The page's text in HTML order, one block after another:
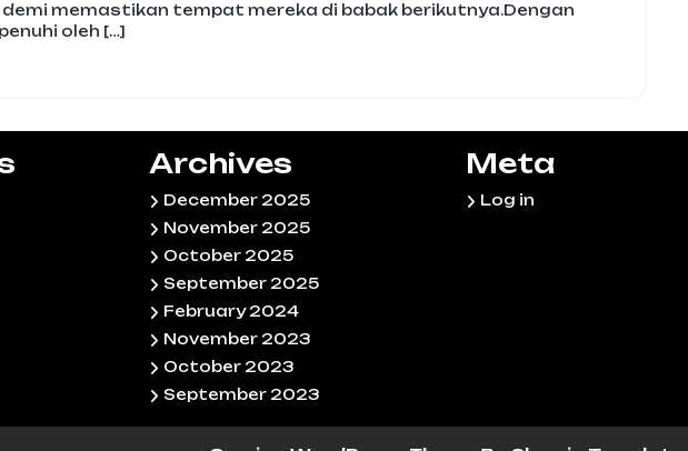
demi memastikan tempat mereka di babak berikutnya.Dengan
oleh […]
Archives
December 2025
November 2025
October 2025
September 2025
February 2024
November 2023
October 2023
September 2023
Meta
Log in